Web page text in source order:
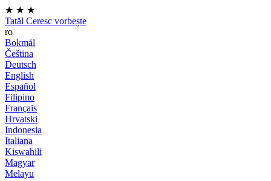
★ ★ ★
Tatăl Ceresc vorbește
ro
Bokmål
Čeština
Deutsch
English
Español
Filipino
Français
Hrvatski
Indonesia
Italiana
Kiswahili
Magyar
Melayu